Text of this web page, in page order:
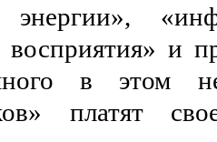
энергии»,
восприятия» и
в этом
платят